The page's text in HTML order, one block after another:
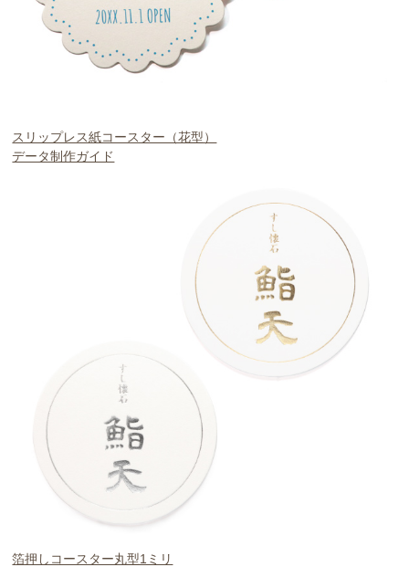
スリップレス紙コースター（花型）
データ制作ガイド
箔押しコースター丸型1ミリ